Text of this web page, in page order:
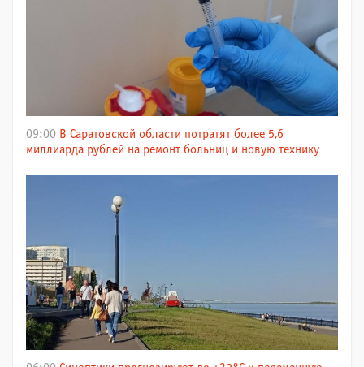
09:00 В Саратовской области потратят более 5,6
миллиарда рублей на ремонт больниц и новую технику